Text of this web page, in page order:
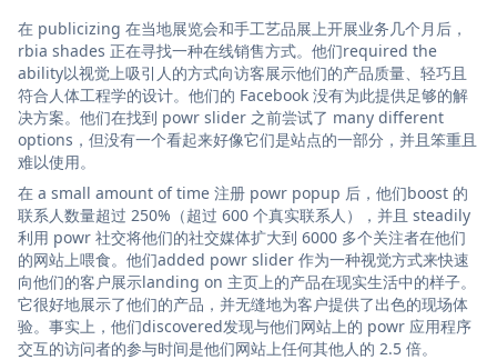
在 publicizing 在当地展览会和手工艺品展上开展业务几个月后，
rbia shades 正在寻找一种在线销售方式。他们required the
ability以视觉上吸引人的方式向访客展示他们的产品质量、轻巧且
符合人体工程学的设计。他们的 Facebook 没有为此提供足够的解
决方案。他们在找到 powr slider 之前尝试了 many different
options，但没有一个看起来好像它们是站点的一部分，并且笨重且
难以使用。
在 a small amount of time 注册 powr popup 后，他们boost 的
联系人数量超过 250%（超过 600 个真实联系人），并且 steadily
利用 powr 社交将他们的社交媒体扩大到 6000 多个关注者在他们
的网站上喂食。他们added powr slider 作为一种视觉方式来快速
向他们的客户展示landing on 主页上的产品在现实生活中的样子。
它很好地展示了他们的产品，并无缝地为客户提供了出色的现场体
验。事实上，他们discovered发现与他们网站上的 powr 应用程序
交互的访问者的参与时间是他们网站上任何其他人的 2.5 倍。